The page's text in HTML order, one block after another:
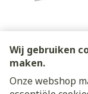
Wij gebruiken
maken.
Onze webshop
Juridische links